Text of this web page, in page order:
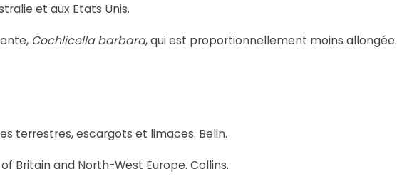
et aux Etats Unis.
Cochlicella barbara, qui est proportionnellement moins allongée.
terrestres, escargots et limaces. Belin.
Britain and North-West Europe. Collins.